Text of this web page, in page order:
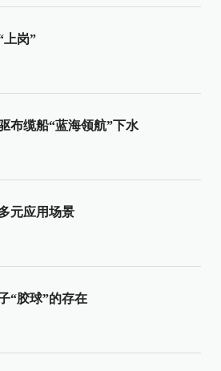
上岗”
布缆船“蓝海领航”下水
元应用场景
“胶球”的存在